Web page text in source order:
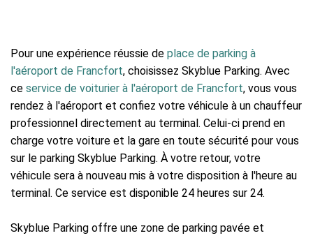
Pour une expérience réussie de place de parking à
l'aéroport de Francfort, choisissez Skyblue Parking. Avec
ce service de voiturier à l'aéroport de Francfort, vous vous
rendez à l'aéroport et confiez votre véhicule à un chauffeur
professionnel directement au terminal. Celui-ci prend en
charge votre voiture et la gare en toute sécurité pour vous
sur le parking Skyblue Parking. À votre retour, votre
véhicule sera à nouveau mis à votre disposition à l'heure au
terminal. Ce service est disponible 24 heures sur 24.
Skyblue Parking offre une zone de parking pavée et